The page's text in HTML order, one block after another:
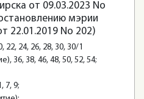
от 09.03.2023 No
мэрии
22.01.2019 No 202)
22, 24, 26, 28, 30, 30/1
36, 38, 46, 48, 50, 52, 54;
7, 9;